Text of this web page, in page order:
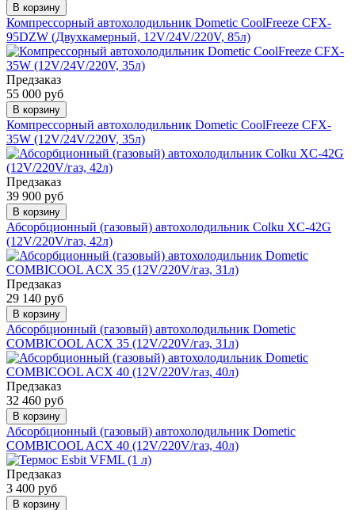
В корзину
Компрессорный автохолодильник Dometic CoolFreeze CFX-
95DZW (Двухкамерный, 12V/24V/220V, 85л)
Предзаказ
55 000 руб
В корзину
Компрессорный автохолодильник Dometic CoolFreeze CFX-
35W (12V/24V/220V, 35л)
Предзаказ
39 900 руб
В корзину
Абсорбционный (газовый) автохолодильник Colku XC-42G
(12V/220V/газ, 42л)
Предзаказ
29 140 руб
В корзину
Абсорбционный (газовый) автохолодильник Dometic
COMBICOOL ACX 35 (12V/220V/газ, 31л)
Предзаказ
32 460 руб
В корзину
Абсорбционный (газовый) автохолодильник Dometic
COMBICOOL ACX 40 (12V/220V/газ, 40л)
Предзаказ
3 400 руб
В корзину